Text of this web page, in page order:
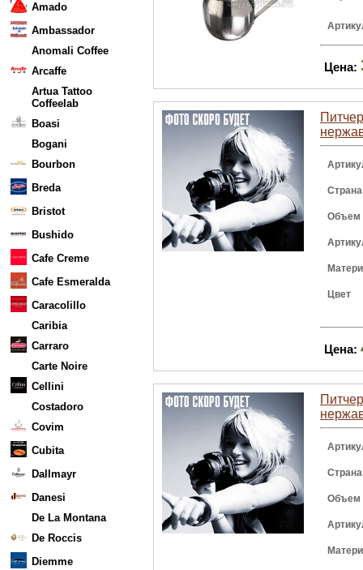
Amado
Ambassador
Anomali Coffee
Arcaffe
Artua Tattoo
Coffeelab
Boasi
Bogani
Bourbon
Breda
Bristot
Bushido
Cafe Creme
Cafe Esmeralda
Caracolillo
Caribia
Carraro
Carte Noire
Cellini
Costadoro
Covim
Cubita
Dallmayr
Danesi
De La Montana
De Roccis
Diemme
Цена:
Объем
Цвет
Цена:
Объем